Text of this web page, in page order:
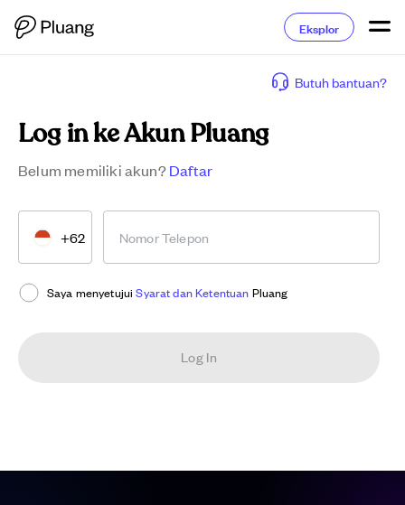
Eksplor
Butuh bantuan?
Log in ke Akun Pluang
Belum memiliki akun?Daftar
+62 Nomor Telepon
Saya menyetujui Syarat dan Ketentuan Pluang
Log In